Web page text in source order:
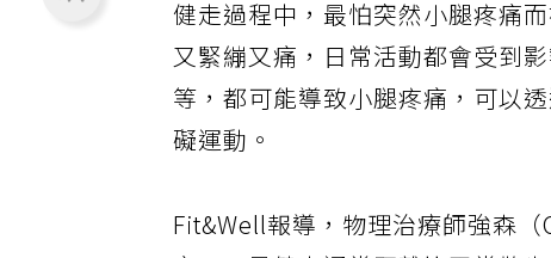
健走過程中，最怕突然小腿疼痛
又緊繃又痛，日常活動都會受到
等，都可能導致小腿疼痛，可以
礙運動。
Fit&Well報導，物理治療師強森